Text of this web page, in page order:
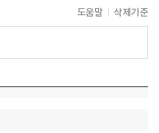
도움말 삭제기준